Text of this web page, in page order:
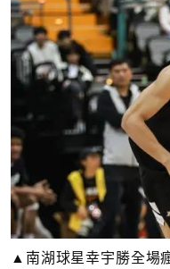
▲南湖球星幸宇勝全場